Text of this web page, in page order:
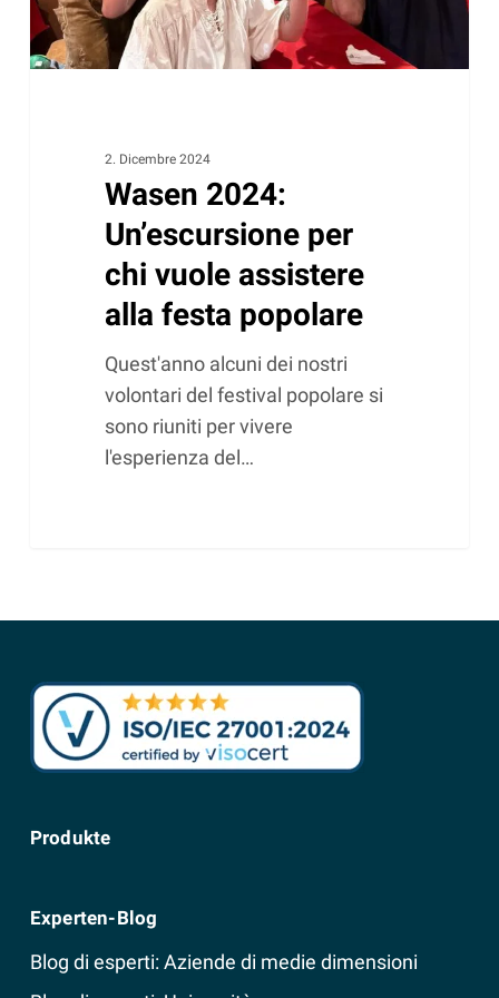
alla
festa
popolare
2. Dicembre 2024
Wasen 2024:
Un’escursione per
chi vuole assistere
alla festa popolare
Quest'anno alcuni dei nostri
volontari del festival popolare si
sono riuniti per vivere
l'esperienza del…
Produkte
Experten-Blog
Blog di esperti: Aziende di medie dimensioni